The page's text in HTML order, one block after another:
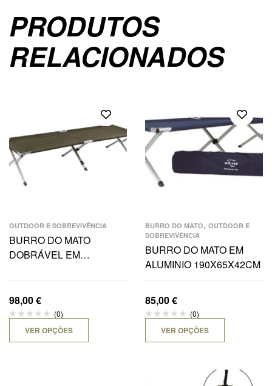
PRODUTOS
RELACIONADOS
OUTDOOR E SOBREVIVÊNCIA
BURRO DO MATO
DOBRÁVEL EM
98,00€
(0)
VER OPÇÕES
BURRO DO MATO, OUTDOOR E
SOBREVIVÊNCIA
BURRO DO MATO EM
ALUMINIO 190X65X42CM
85,00€
(0)
VER OPÇÕES